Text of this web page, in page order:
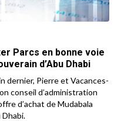
Parcs en bonne voie
d’Abu Dhabi
dernier, Pierre et Vacances-
conseil d’administration
d’achat de Mudabala
Dhabi.